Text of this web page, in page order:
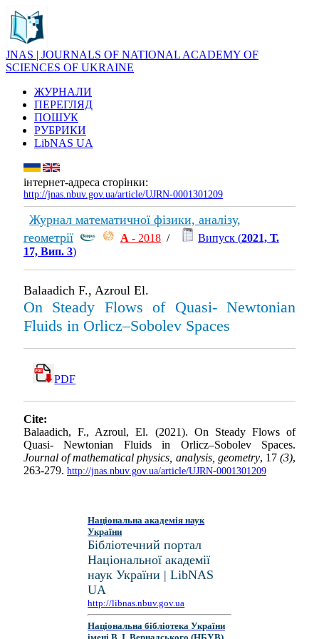
JNAS | JOURNALS OF NATIONAL ACADEMY OF
SCIENCES OF UKRAINE
ЖУРНАЛИ
ПЕРЕГЛЯД
ПОШУК
РУБРИКИ
LibNAS UA
інтернет-адреса сторінки:
http://jnas.nbuv.gov.ua/article/UJRN-0001301209
Журнал математичної фізики, аналізу,
геометрії
А - 2018 / Випуск (2021, Т.
17, Вип. 3)
Balaadich F., Azroul El.
On Steady Flows of Quasi- Newtonian
Fluids in Orlicz–Sobolev Spaces
PDF
Cite:
Balaadich, F., Azroul, El. (2021). On Steady Flows of
Quasi- Newtonian Fluids in Orlicz–Sobolev Spaces.
Journal of mathematical physics, analysis, geometry, 17(3),
263-279. http://jnas.nbuv.gov.ua/article/UJRN-0001301209
Національна академія наук
України
Бібліотечний портал
Національної академії
наук України | LibNAS
UA
http://libnas.nbuv.gov.ua
Національна бібліотека України